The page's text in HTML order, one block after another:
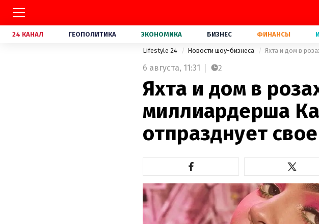
24 КАНАЛ ГЕОПОЛИТИКА ЭКОНОМИКА БИЗНЕС ФИНАНСЫ
Lifestyle 24 Новости шоу-бизнеса
6 августа, 11:31 2
Яхта и дом в
миллиардерша
отпразднует